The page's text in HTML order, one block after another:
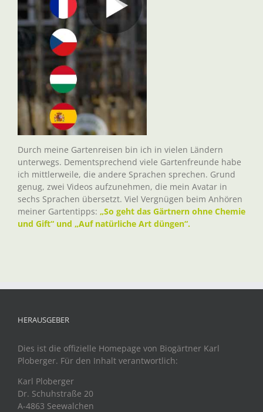
Durch meine Gartenreisen bin ich in vielen Ländern
unterwegs. Dementsprechend viele Gartenfreunde habe
ich mittlerweile, die andere Sprachen sprechen. Grund
genug, zwei Videos aufzunehmen, die mein Avatar in
sechs Sprachen übersetzt. Viel Vergnügen beim Anhören
meiner Gartentipps: „So geht das Gärtnern ohne Chemie
und Gift“ und „Auf natürliche Art düngen“.
HERAUSGEBER
Dies ist die offizielle Homepage von Biogärtner Karl
Ploberger. Für den Inhalt verantwortlich:
Karl Ploberger
Dr. Schuhstraße 20
A-4863 Seewalchen